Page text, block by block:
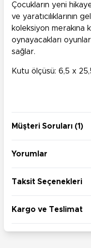
Çocukların yeni
ve yaratıcılıklarının
koleksiyon merakına
oynayacakları
sağlar.
Kutu ölçüsü: 6,5 x
Müşteri Soruları (1)
Yorumlar
Taksit Seçenekleri
Kargo ve Teslimat